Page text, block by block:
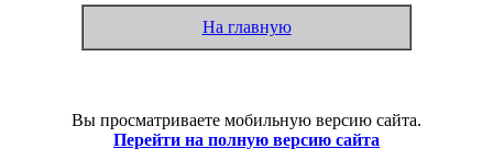
На главную
Вы просматриваете мобильную версию сайта.
Перейти на полную версию сайта